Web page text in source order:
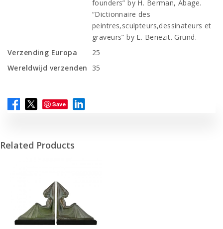
founders” by H. Berman, Abage.
“Dictionnaire des
peintres,sculpteurs,dessinateurs et
graveurs” by E. Benezit. Gründ.
Verzending Europa
25
Wereldwijd verzenden
35
Save
Related Products